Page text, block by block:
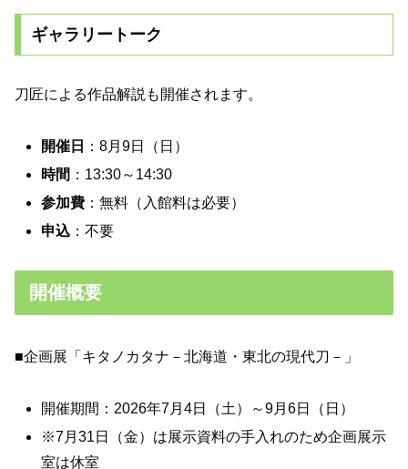
ギャラリートーク
刀匠による作品解説も開催されます。
開催日
：8月9日（日）
時間 ：13:30～14:30
参加費 ：無料（入館料は必要）
申込 ：不要
開催概要
■企画展「キタノカタナ－北海道・東北の現代刀－」
開催期間：2026年7月4日（土）～9月6日（日）
※7月31日（金）は展示資料の手入れのため企画展示
室は休室